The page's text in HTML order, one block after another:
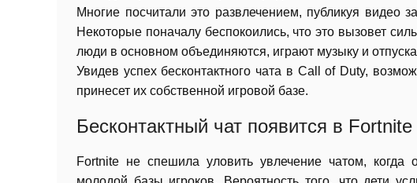
Многие посчитали это развлечением, публикуя видео
Некоторые поначалу беспокоились, что это вызовет
люди в основном объединяются, играют музыку и
Увидев успех бесконтактного чата в Call of Duty,
принесет их собственной игровой базе.
Бесконтактный чат появится в Fortnite
Fortnite не спешила уловить увлечение чатом,